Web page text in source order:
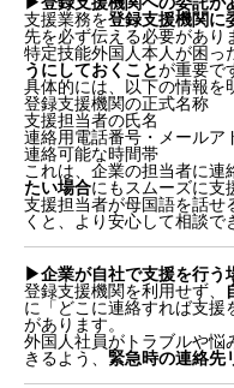
支援業務を登録支援機関に
先を必ず伝える必要があり
特定技能外国人本人が困っ
うにしておくことが重要で
具体的には、以下の情報を
登録支援機関の正式名称
支援担当者の氏名
連絡用電話番号・メールア
連絡可能な時間帯
これは、企業の担当者に連
たい場合にもスムーズに支
支援担当者が母国語を話せ
くと、より安心して相談で
▶︎企業が自社で支援を行う
登録支援機関を利用せず、
に「どこに連絡すれば支援
があります。
外国人社員がトラブルや悩
きるよう、 緊急時の連絡先